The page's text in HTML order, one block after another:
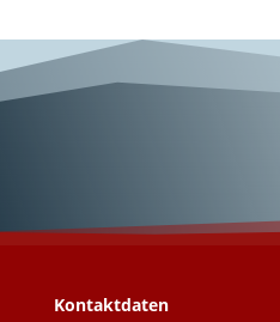
Kontaktdaten